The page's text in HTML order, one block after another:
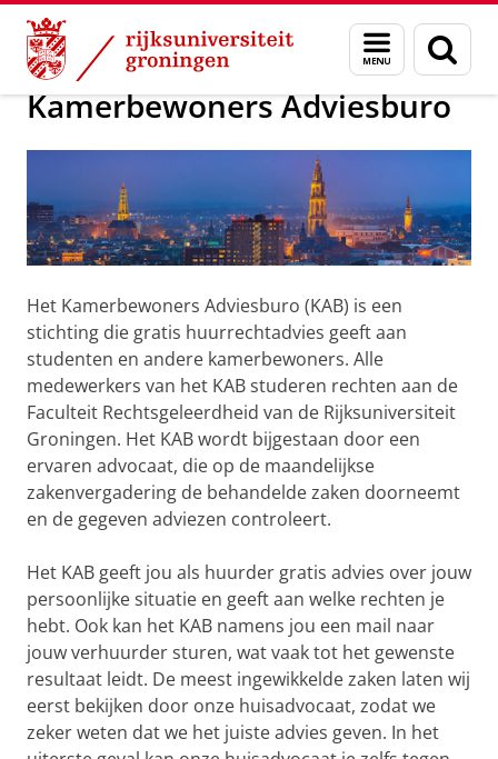
Skip
Content
Skip
Navigation
Menu
en
zoeken
Over ons Advies of hulp
Kamerbewoners Adviesburo
Het Kamerbewoners Adviesburo (KAB) is een
stichting die gratis huurrechtadvies geeft aan
studenten en andere kamerbewoners. Alle
medewerkers van het KAB studeren rechten aan de
Faculteit Rechtsgeleerdheid van de Rijksuniversiteit
Groningen. Het KAB wordt bijgestaan door een
ervaren advocaat, die op de maandelijkse
zakenvergadering de behandelde zaken doorneemt
en de gegeven adviezen controleert.
Het KAB geeft jou als huurder gratis advies over jouw
persoonlijke situatie en geeft aan welke rechten je
hebt. Ook kan het KAB namens jou een mail naar
jouw verhuurder sturen, wat vaak tot het gewenste
resultaat leidt. De meest ingewikkelde zaken laten wij
eerst bekijken door onze huisadvocaat, zodat we
zeker weten dat we het juiste advies geven. In het